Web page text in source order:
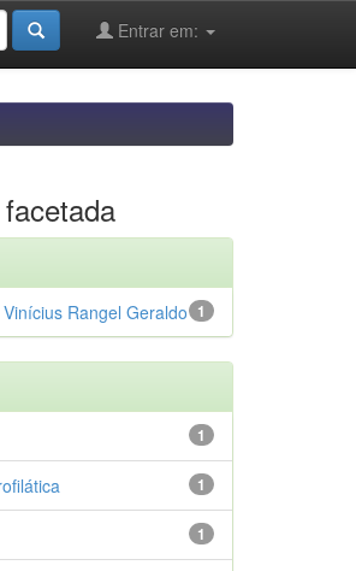
Entrar em:
1
Rangel Geraldo
1
1
1